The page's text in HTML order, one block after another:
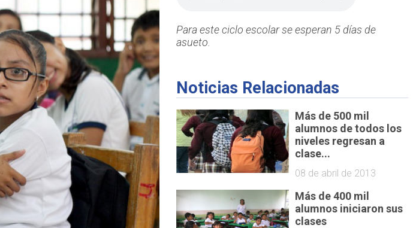
Para este ciclo escolar se esperan 5 días de
asueto.
Noticias Relacionadas
Más de 500 mil
alumnos de todos los
niveles regresan a
clase...
08 de abril de 2013
Más de 400 mil
alumnos iniciaron sus
clases